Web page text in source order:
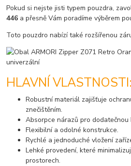
Pokud si nejste jisti typem pouzdra,
446 a přesně Vám poradíme výběrem
Toto pouzdro nabízí také rozšířenou
HLAVNÍ VLASTNOSTI:
Robustní materiál zajišťuje
znečištěním.
Absorpce nárazů pro dodatečnou
Flexibilní a odolné konstrukce.
Rychlé a jednoduché vložení
Lehké provedení, které
prostorech.